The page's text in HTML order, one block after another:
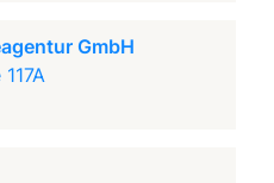
GmbH